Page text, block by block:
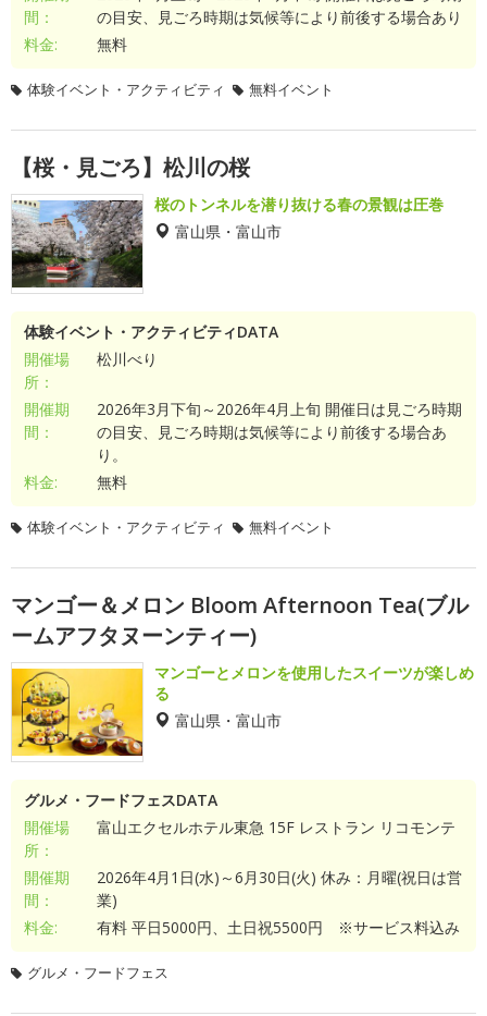
間：
の目安、見ごろ時期は気候等により前後する場合あり
料金:
無料
体験イベント・アクティビティ 無料イベント
【桜・見ごろ】松川の桜
桜のトンネルを潜り抜ける春の景観は圧巻
富山県・富山市
体験イベント・アクティビティDATA
開催場
所：
松川べり
開催期
間：
2026年3月下旬～2026年4月上旬 開催日は見ごろ時期
の目安、見ごろ時期は気候等により前後する場合あ
り。
料金:
無料
体験イベント・アクティビティ 無料イベント
マンゴー＆メロン Bloom Afternoon Tea(ブル
ームアフタヌーンティー)
マンゴーとメロンを使用したスイーツが楽しめ
る
富山県・富山市
グルメ・フードフェスDATA
開催場
所：
富山エクセルホテル東急 15F レストラン リコモンテ
開催期
間：
2026年4月1日(水)～6月30日(火) 休み：月曜(祝日は営
業)
料金:
有料 平日5000円、土日祝5500円 ※サービス料込み
グルメ・フードフェス